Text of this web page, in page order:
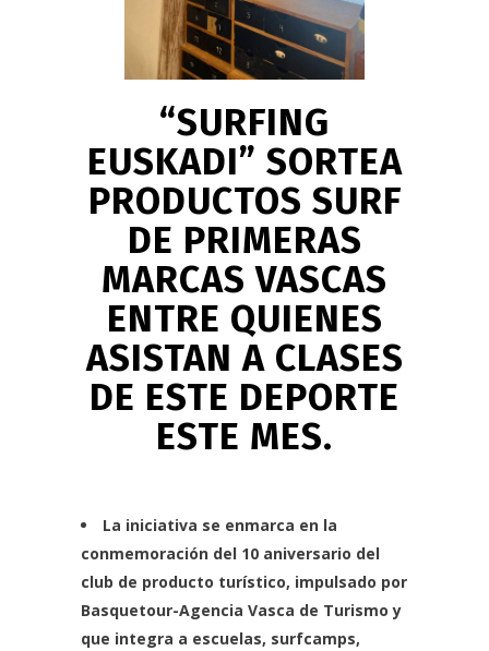
“SURFING
EUSKADI” SORTEA
PRODUCTOS SURF
DE PRIMERAS
MARCAS VASCAS
ENTRE QUIENES
ASISTAN A CLASES
DE ESTE DEPORTE
ESTE MES.
La iniciativa se enmarca en la
conmemoración del 10 aniversario del
club de producto turístico, impulsado por
Basquetour-Agencia Vasca de Turismo y
que integra a escuelas, surfcamps,